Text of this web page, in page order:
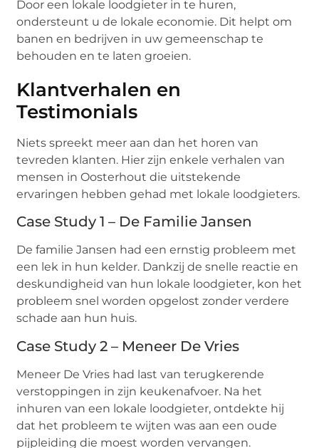
Door een lokale loodgieter in te huren,
ondersteunt u de lokale economie. Dit helpt om
banen en bedrijven in uw gemeenschap te
behouden en te laten groeien.
Klantverhalen en
Testimonials
Niets spreekt meer aan dan het horen van
tevreden klanten. Hier zijn enkele verhalen van
mensen in Oosterhout die uitstekende
ervaringen hebben gehad met lokale loodgieters.
Case Study 1 – De Familie Jansen
De familie Jansen had een ernstig probleem met
een lek in hun kelder. Dankzij de snelle reactie en
deskundigheid van hun lokale loodgieter, kon het
probleem snel worden opgelost zonder verdere
schade aan hun huis.
Case Study 2 – Meneer De Vries
Meneer De Vries had last van terugkerende
verstoppingen in zijn keukenafvoer. Na het
inhuren van een lokale loodgieter, ontdekte hij
dat het probleem te wijten was aan een oude
pijpleiding die moest worden vervangen.